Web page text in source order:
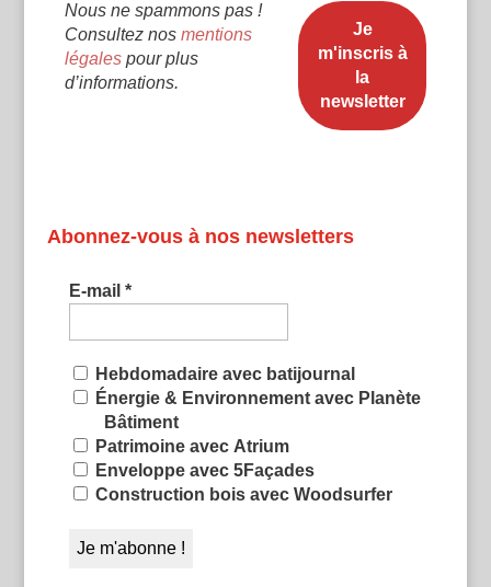
Nous ne spammons pas !
Consultez nos mentions
légalespour plus
d’informations.
Abonnez-vous à nos newsletters
E-mail *
Hebdomadaire avec batijournal
Énergie & Environnement avec Planète
Bâtiment
Patrimoine avec Atrium
Enveloppe avec 5Façades
Construction bois avec Woodsurfer